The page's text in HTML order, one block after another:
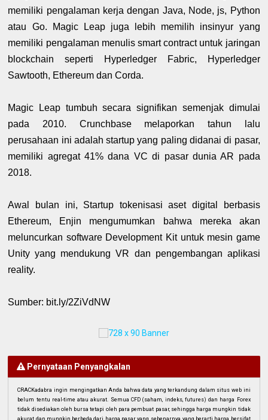
memiliki pengalaman kerja dengan Java, Node, js, Python
atau Go. Magic Leap juga lebih memilih insinyur yang
memiliki pengalaman menulis smart contract untuk jaringan
blockchain seperti Hyperledger Fabric, Hyperledger
Sawtooth, Ethereum dan Corda.
Magic Leap tumbuh secara signifikan semenjak dimulai
pada 2010. Crunchbase melaporkan tahun lalu
perusahaan ini adalah startup yang paling didanai di pasar,
memiliki agregat 41% dana VC di pasar dunia AR pada
2018.
Awal bulan ini, Startup tokenisasi aset digital berbasis
Ethereum, Enjin mengumumkan bahwa mereka akan
meluncurkan software Development Kit untuk mesin game
Unity yang mendukung VR dan pengembangan aplikasi
reality.
Sumber: bit.ly/2ZiVdNW
Pernyataan Penyangkalan
CRACKadabra ingin mengingatkan Anda bahwa data yang terkandung dalam situs web ini
belum tentu real-time atau akurat. Semua CFD (saham, indeks, futures) dan harga Forex
tidak disediakan oleh bursa tetapi oleh para pembuat pasar, sehingga harga mungkin tidak
akurat dan mungkin berbeda dari harga pasar yang sebenarnya, yang berarti harga bersifat